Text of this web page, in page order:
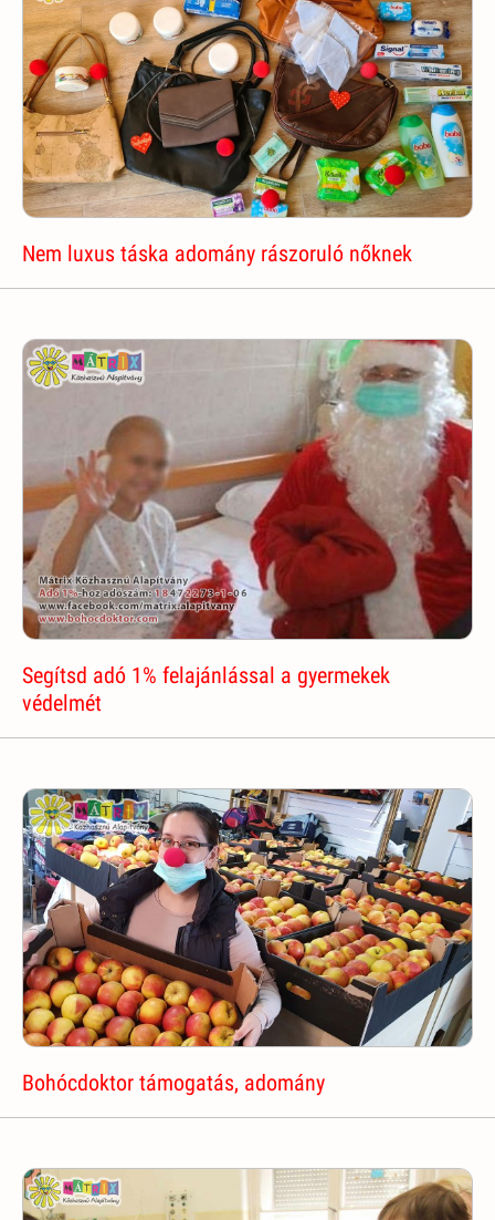
Nem luxus táska adomány rászoruló nőknek
Segítsd adó 1% felajánlással a gyermekek
védelmét
Bohócdoktor támogatás, adomány